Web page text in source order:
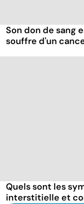
Son don de sang
souffre d'un
Quels sont les
interstitielle et